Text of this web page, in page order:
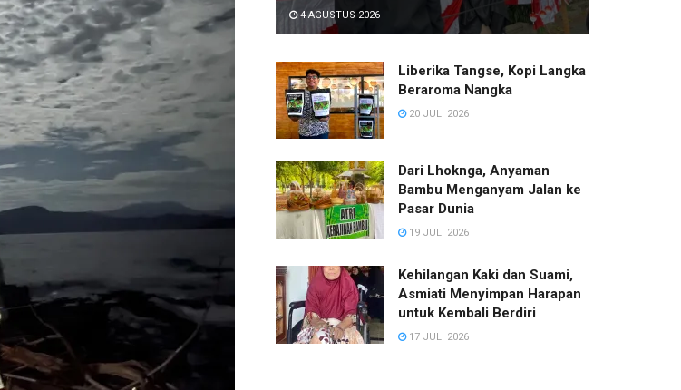
4 AGUSTUS 2026
Liberika Tangse, Kopi Langka
Beraroma Nangka
20 JULI 2026
Dari Lhoknga, Anyaman
Bambu Menganyam Jalan ke
Pasar Dunia
19 JULI 2026
Kehilangan Kaki dan Suami,
Asmiati Menyimpan Harapan
untuk Kembali Berdiri
17 JULI 2026